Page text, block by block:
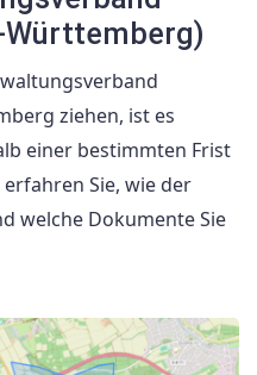
Württemberg)
ziehen, ist es
einer bestimmten Frist
Sie, wie der
welche Dokumente Sie